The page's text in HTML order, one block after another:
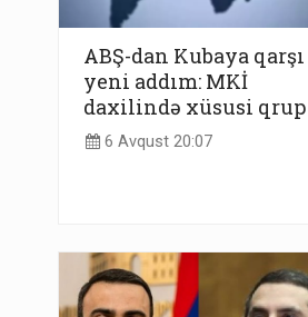
ABŞ-dan Kubaya qarşı
yeni addım: MKİ
daxilində xüsusi qrup
6 Avqust 20:07